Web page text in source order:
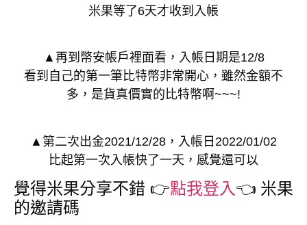
米果等了6天才收到入帳
▲再到幣安帳戶裡面看，入帳日期是12/8
看到自己的第一筆比特幣非常開心，雖然金額不
多，是貨真價實的比特幣啊~~~!
▲第二次出金2021/12/28，入帳日2022/01/02
比起第一次入帳快了一天，感覺還可以
覺得米果分享不錯 👉點我登入👈 米果
的邀請碼